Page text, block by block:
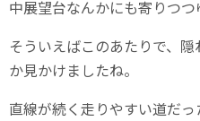
中展望台なんかにも寄りつつ
そういえばこのあたりで、
か見かけましたね。
直線が続く走りやすい道だ